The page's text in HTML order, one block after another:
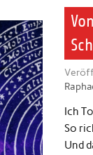
Ich
So
Und